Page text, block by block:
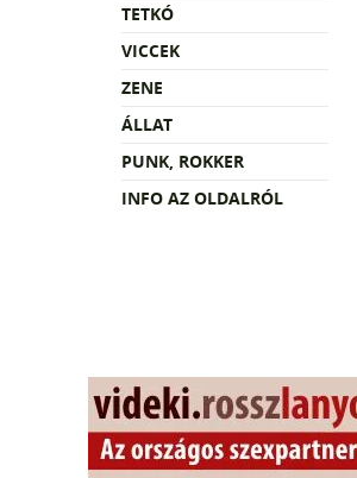
TETKÓ
VICCEK
ZENE
ÁLLAT
PUNK, ROKKER
INFO AZ OLDALRÓL